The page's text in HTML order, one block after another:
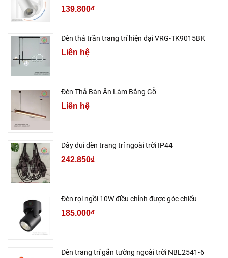
139.800₫
Đèn thả trần trang trí hiện đại VRG-TK9015BK
Liên hệ
Đèn Thả Bàn Ăn Làm Bằng Gỗ
Liên hệ
Dây đui đèn trang trí ngoài trời IP44
242.850₫
Đèn rọi ngồi 10W điều chỉnh được góc chiếu
185.000₫
Đèn trang trí gắn tường ngoài trời NBL2541-6